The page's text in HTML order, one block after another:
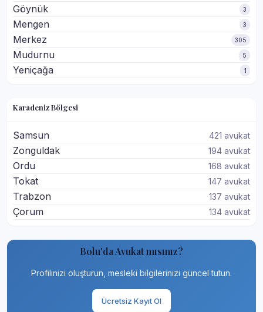
Göynük 3
Mengen 3
Merkez 305
Mudurnu 5
Yeniçağa 1
Karadeniz Bölgesi
Samsun 421 avukat
Zonguldak 194 avukat
Ordu 168 avukat
Tokat 147 avukat
Trabzon 137 avukat
Çorum 134 avukat
Bolu'da Avukat mısınız?
Profilinizi oluşturun, mesleki bilgilerinizi güncel tutun.
Ücretsiz Kayıt Ol